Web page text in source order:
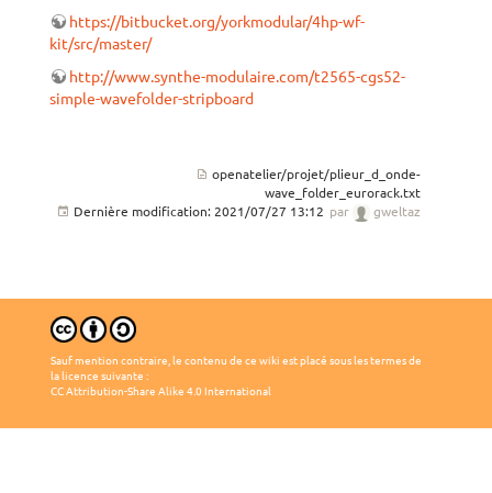
https://bitbucket.org/yorkmodular/4hp-wf-
kit/src/master/
http://www.synthe-modulaire.com/t2565-cgs52-
simple-wavefolder-stripboard
openatelier/projet/plieur_d_onde-
wave_folder_eurorack.txt
Dernière modification: 2021/07/27 13:12 par gweltaz
Sauf mention contraire, le contenu de ce wiki est placé sous les termes de
la licence suivante :
CC Attribution-Share Alike 4.0 International